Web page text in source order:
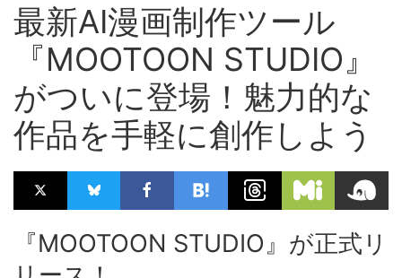
最新AI漫画制作ツール
『MOOTOON STUDIO』
がついに登場！魅力的な
作品を手軽に創作しよう
『MOOTOON STUDIO』が正式リ